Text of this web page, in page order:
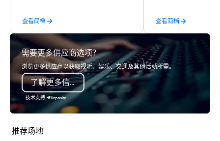
years of industry experience and
commitment to exceptional customer
service set us apart. We deliver
smart, reliable solutions designed to
make the end-user experience
seamless from start to finish. We are
also a certified WOSB.
查看简档 查看简档
需要更多供应商选项？
浏览更多供应商以获取视听、娱乐、交通及其他活动所需。
了解更多信息
技术支持
推荐场地